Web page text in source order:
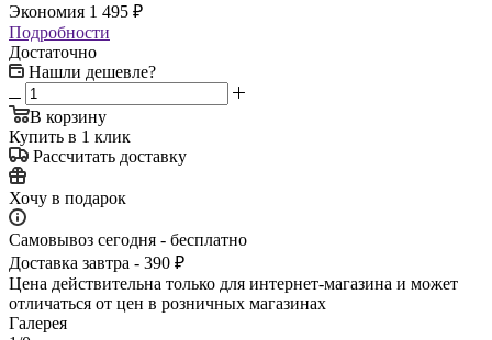
Экономия 1 495 ₽
Подробности
Достаточно
Нашли дешевле?
В корзину
Купить в 1 клик
Рассчитать доставку
Хочу в подарок
Самовывоз сегодня - бесплатно
Доставка завтра - 390 ₽
Цена действительна только для интернет-магазина и может
отличаться от цен в розничных магазинах
Галерея